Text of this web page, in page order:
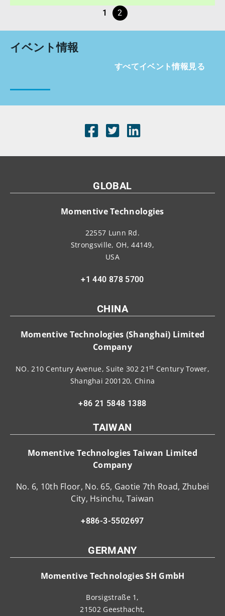
1 2
イベント情報
すべてイベント情報見る
GLOBAL
Momentive Technologies
22557 Lunn Rd.
Strongsville, OH, 44149,
USA
+1 440 878 5700
CHINA
Momentive Technologies (Shanghai) Limited
Company
NO. 210 Century Avenue, Suite 302 21 st Century Tower,
Shanghai 200120, China
+86 21 5848 1388
TAIWAN
Momentive Technologies Taiwan Limited
Company
No. 6, 10th Floor, No. 65, Gaotie 7th Road, Zhubei
City, Hsinchu, Taiwan
+886-3-5502697
GERMANY
Momentive Technologies SH GmbH
Borsigstraße 1,
21502 Geesthacht,